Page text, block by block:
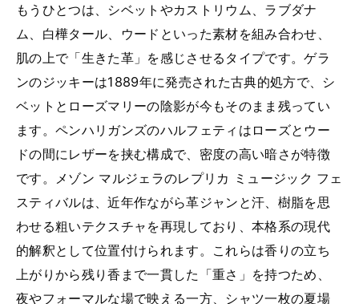
もうひとつは、シベットやカストリウム、ラブダナ
ム、白樺タール、ウードといった素材を組み合わせ、
肌の上で「生きた革」を感じさせるタイプです。ゲラ
ンのジッキーは1889年に発売された古典的処方で、シ
ベットとローズマリーの陰影が今もそのまま残ってい
ます。ペンハリガンズのハルフェティはローズとウー
ドの間にレザーを挟む構成で、密度の高い暗さが特徴
です。メゾン マルジェラのレプリカ ミュージック フェ
スティバルは、近年作ながら革ジャンと汗、樹脂を思
わせる粗いテクスチャを再現しており、本格系の現代
的解釈として位置付けられます。これらは香りの立ち
上がりから残り香まで一貫した「重さ」を持つため、
夜やフォーマルな場で映える一方、シャツ一枚の夏場